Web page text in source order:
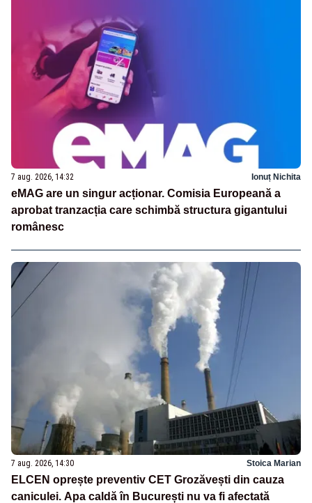
7 aug. 2026, 14:32 Ionuț Nichita
eMAG are un singur acționar. Comisia Europeană a
aprobat tranzacția care schimbă structura gigantului
românesc
7 aug. 2026, 14:30 Stoica Marian
ELCEN oprește preventiv CET Grozăvești din cauza
caniculei. Apa caldă în București nu va fi afectată